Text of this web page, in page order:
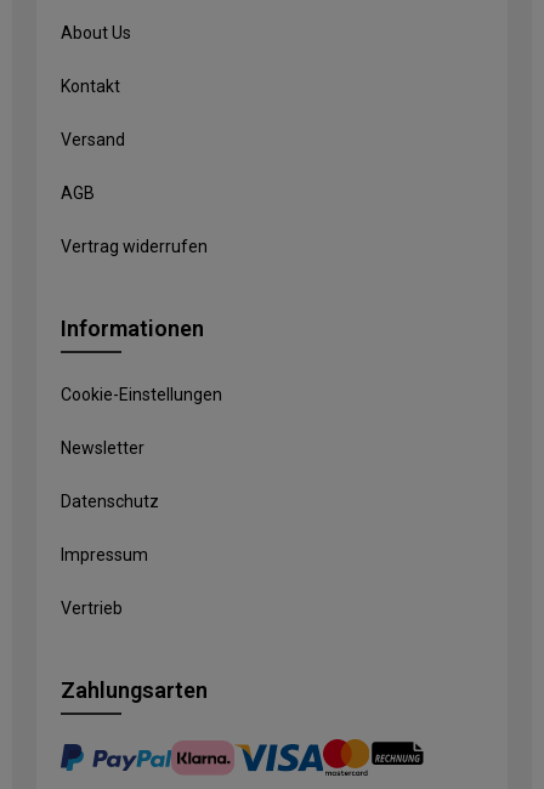
About Us
Kontakt
Versand
AGB
Vertrag widerrufen
Informationen
Cookie-Einstellungen
Newsletter
Datenschutz
Impressum
Vertrieb
Zahlungsarten